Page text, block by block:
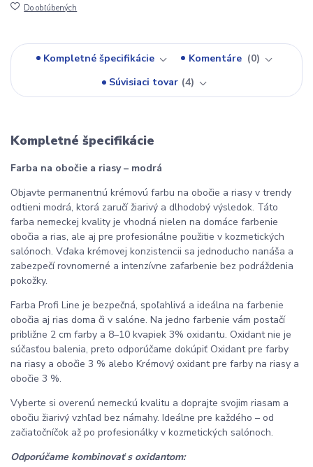
Do obľúbených
Kompletné špecifikácie Komentáre
0
Súvisiaci tovar 4
Kompletné špecifikácie
Farba na obočie a riasy – modrá
Objavte permanentnú krémovú farbu na obočie a riasy v trendy
odtieni modrá, ktorá zaručí žiarivý a dlhodobý výsledok. Táto
farba nemeckej kvality je vhodná nielen na domáce farbenie
obočia a rias, ale aj pre profesionálne použitie v kozmetických
salónoch. Vďaka krémovej konzistencii sa jednoducho nanáša a
zabezpečí rovnomerné a intenzívne zafarbenie bez podráždenia
pokožky.
Farba Profi Line je bezpečná, spoľahlivá a ideálna na farbenie
obočia aj rias doma či v salóne. Na jedno farbenie vám postačí
približne 2 cm farby a 8–10 kvapiek 3% oxidantu. Oxidant nie je
súčasťou balenia, preto odporúčame dokúpiť Oxidant pre farby
na riasy a obočie 3 % alebo Krémový oxidant pre farby na riasy a
obočie 3 %.
Vyberte si overenú nemeckú kvalitu a doprajte svojim riasam a
obočiu žiarivý vzhľad bez námahy. Ideálne pre každého – od
začiatočníčok až po profesionálky v kozmetických salónoch.
Odporúčame kombinovať s oxidantom: